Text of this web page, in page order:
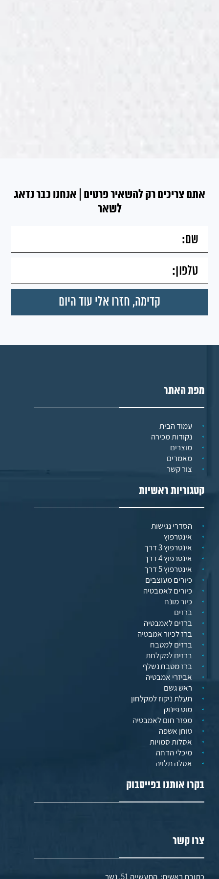
אתם צריכים רק להשאיר פרטים | אנחנו כבר נדאג
לשאר
מפת האתר
עמוד הבית
נקודות מכירה
מוצרים
מאמרים
צור קשר
קטגוריות ראשיות
הסדרי נגישות
אינטרפוץ
אינטרפוץ 3 דרך
אינטרפוץ 4 דרך
אינטרפוץ 5 דרך
כיורים מעוצבים
כיורים לאמבטיה
כיור מונח
ברזים
ברזים לאמבטיה
ברז לכיור אמבטיה
ברזים למטבח
ברזים למקלחת
ברז מטבח נשלף
אביזרי אמבטיה
ראש גשם
תעלת ניקוז למקלחון
מוט פינוק
מפזר חום לאמבטיה
טוחן אשפה
אסלות סמויות
מיכלי הדחה
אסלה תלויה
בקרו אותנו בפייסבוק
צרו קשר
כתובת ראשית: התעשייה 51, נשר